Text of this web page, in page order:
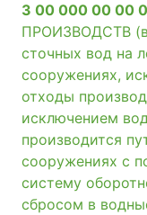
3 00 000 00 00 0
ПРОИЗВОДСТВ
сточных вод на
сооружениях,
отходы
исключением
производится
сооружениях с
систему
сбросом в